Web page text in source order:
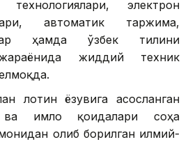
электрон
автоматик таржима,
ҳамда ўзбек тилини
жиддий техник
лотин ёзувига асосланган
ва имло қоидалари соҳа
олиб борилган илмий-